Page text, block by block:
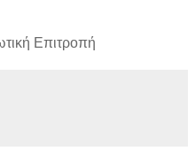
Επιτροπή